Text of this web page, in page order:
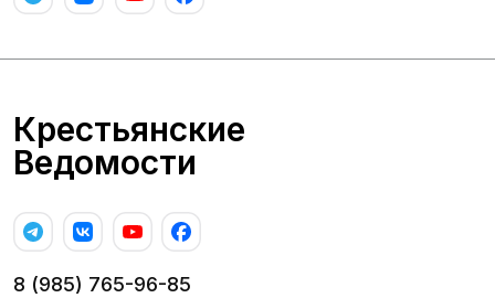
Крестьянские
Ведомости
8 (985) 765-96-85